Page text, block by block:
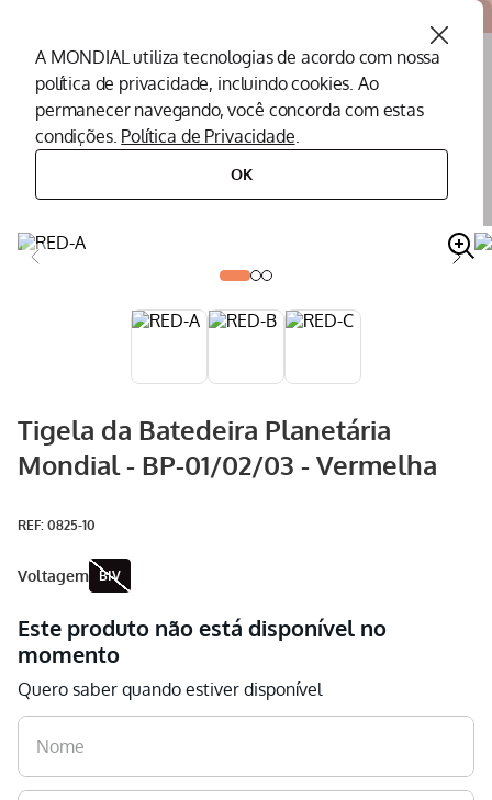
A MONDIAL utiliza tecnologias de acordo com nossa
política de privacidade, incluindo cookies. Ao
permanecer navegando, você concorda com estas
condições. Política de Privacidade.
OK
O que você procura?
peças para batedeiras
Tigela da Batedeira Planetária
Mondial - BP-01/02/03 - Vermelha
: 0825-10
voltagem BIV
Este produto não está disponível no
momento
Quero saber quando estiver disponível
2º Air Fryer
Assistencia Tecnica
7 º Panificadora
9º Aspirador
Multiprocessador